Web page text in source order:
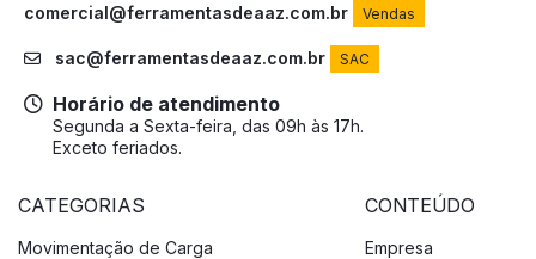
comercial@ferramentasdeaaz.com.br Vendas
sac@ferramentasdeaaz.com.br SAC
Horário de atendimento
Segunda a Sexta-feira, das 09h às 17h.
Exceto feriados.
CATEGORIAS
Movimentação de Carga
CONTEÚDO
Empresa